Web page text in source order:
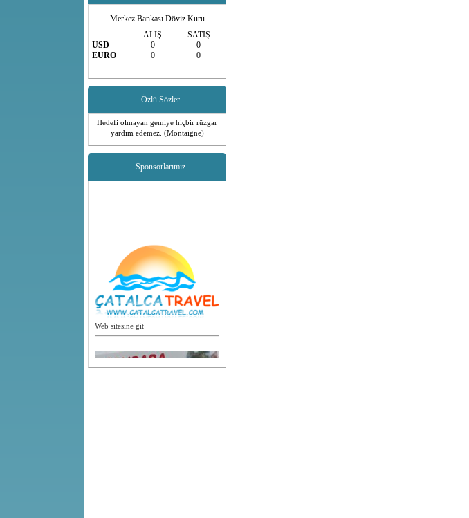
Merkez Bankası Döviz Kuru
ALIŞ
SATIŞ
USD
0
0
EURO
0 0
Özlü Sözler
Hedefi olmayan gemiye hiçbir rüzgar
yardım edemez. (Montaigne)
Sponsorlarımız
Web sitesine git